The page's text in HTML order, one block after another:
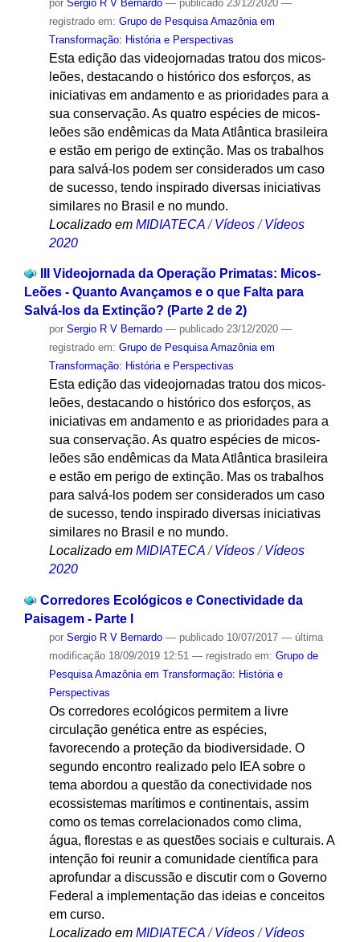
por Sergio R V Bernardo — publicado23/12/2020 —
registrado em: Grupo de Pesquisa Amazônia em
Transformação: História e Perspectivas
Esta edição das videojornadas tratou dos micos-
leões, destacando o histórico dos esforços, as
iniciativas em andamento e as prioridades para a
sua conservação. As quatro espécies de micos-
leões são endêmicas da Mata Atlântica brasileira
e estão em perigo de extinção. Mas os trabalhos
para salvá-los podem ser considerados um caso
de sucesso, tendo inspirado diversas iniciativas
similares no Brasil e no mundo.
Localizado em MIDIATECA /Vídeos /Vídeos
2020
III Videojornada da Operação Primatas: Micos-
Leões - Quanto Avançamos e o que Falta para
Salvá-los da Extinção? (Parte 2 de 2)
por Sergio R V Bernardo — publicado23/12/2020 —
registrado em: Grupo de Pesquisa Amazônia em
Transformação: História e Perspectivas
Esta edição das videojornadas tratou dos micos-
leões, destacando o histórico dos esforços, as
iniciativas em andamento e as prioridades para a
sua conservação. As quatro espécies de micos-
leões são endêmicas da Mata Atlântica brasileira
e estão em perigo de extinção. Mas os trabalhos
para salvá-los podem ser considerados um caso
de sucesso, tendo inspirado diversas iniciativas
similares no Brasil e no mundo.
Localizado em MIDIATECA / Vídeos / Vídeos
2020
Corredores Ecológicos e Conectividade da
Paisagem - Parte I
por Sergio R V Bernardo — publicado10/07/2017 — última
modificação18/09/2019 12:51 — registrado em: Grupo de
Pesquisa Amazônia em Transformação: História e
Perspectivas
Os corredores ecológicos permitem a livre
circulação genética entre as espécies,
favorecendo a proteção da biodiversidade. O
segundo encontro realizado pelo IEA sobre o
tema abordou a questão da conectividade nos
ecossistemas marítimos e continentais, assim
como os temas correlacionados como clima,
água, florestas e as questões sociais e culturais. A
intenção foi reunir a comunidade científica para
aprofundar a discussão e discutir com o Governo
Federal a implementação das ideias e conceitos
em curso.
Localizado em MIDIATECA /Vídeos /Vídeos